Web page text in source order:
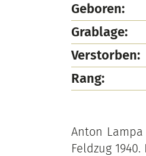
Geboren:
Grablage:
Verstorben:
Rang:
Anton
Feldzug